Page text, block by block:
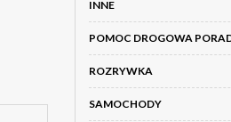
INNE
POMOC DROGOWA
ROZRYWKA
SAMOCHODY